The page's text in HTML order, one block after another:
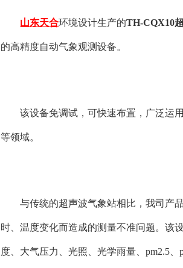
山东天合环境设计生产的TH-CQX10
的高精度自动气象观测设备。
该设备免调试，可快速布置，广泛运
等领域。
与传统的超声波气象站相比，我司产
时、温度变化而造成的测量不准问题。该
度、大气压力、光照、光学雨量、pm2.5